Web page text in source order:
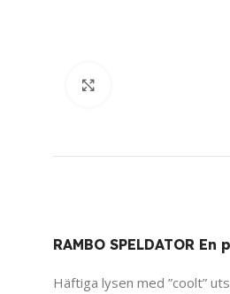
RAMBO SPELDATOR
Häftiga lysen med ”coolt”